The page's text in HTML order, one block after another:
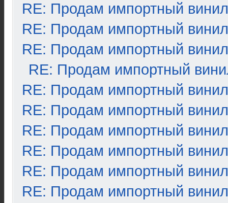
RE: Продам импортный винил
RE: Продам импортный винил
RE: Продам импортный винил
RE: Продам импортный
RE: Продам импортный винил
RE: Продам импортный винил
RE: Продам импортный винил
RE: Продам импортный винил
RE: Продам импортный винил
RE: Продам импортный винил